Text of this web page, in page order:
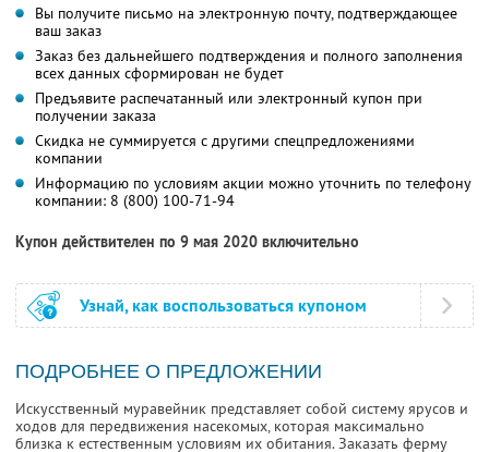
Вы получите письмо на электронную почту, подтверждающее
ваш заказ
Заказ без дальнейшего подтверждения и полного заполнения
всех данных сформирован не будет
Предъявите распечатанный или электронный купон при
получении заказа
Скидка не суммируется с другими спецпредложениями
компании
Информацию по условиям акции можно уточнить по телефону
компании: 8 (800) 100-71-94
Купон действителен по 9 мая 2020 включительно
Узнай, как воспользоваться купоном
ПОДРОБНЕЕ О ПРЕДЛОЖЕНИИ
Искусственный муравейник представляет собой систему ярусов и
ходов для передвижения насекомых, которая максимально
близка к естественным условиям их обитания. Заказать ферму